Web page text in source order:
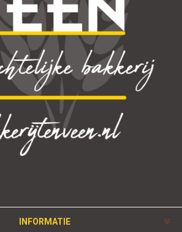
INFORMATIE